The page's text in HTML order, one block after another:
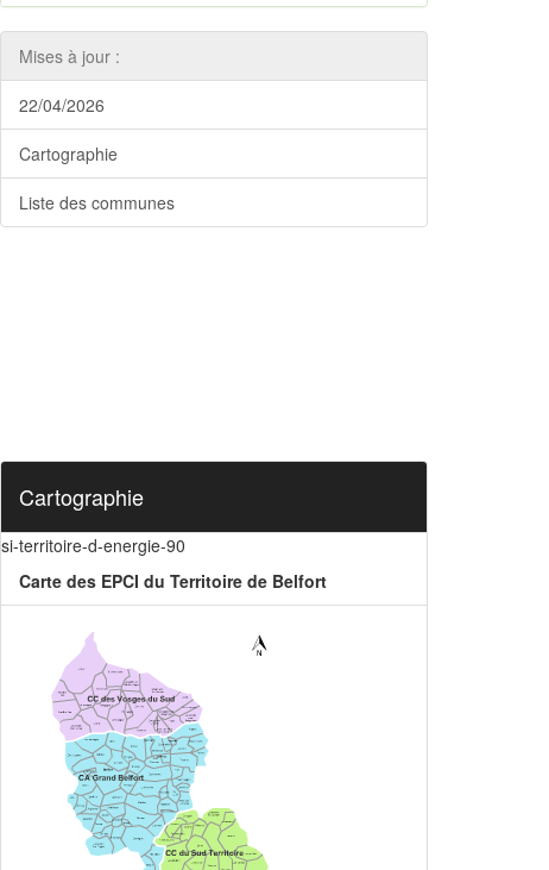
Mises à jour :
22/04/2026
Cartographie
Liste des communes
Cartographie
si-territoire-d-energie-90
Carte des EPCI du Territoire de Belfort